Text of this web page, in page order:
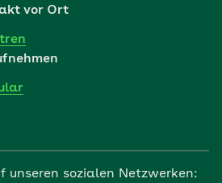
vor Ort
unseren sozialen Netzwerken: